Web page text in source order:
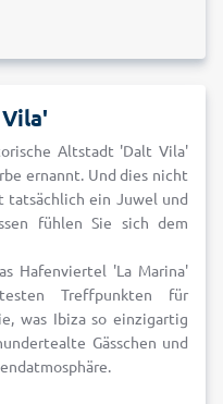
Altstadt 'Dalt Vila'
ernannt. Und dies nicht
tatsächlich ein Juwel und
fühlen Sie sich dem
Hafenviertel 'La Marina'
Treffpunkten für
was Ibiza so einzigartig
Gässchen und